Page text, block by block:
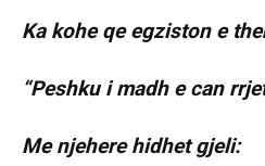
Ka kohe qe egziston e
“Peshku i madh e can
Me njehere hidhet gjeli: